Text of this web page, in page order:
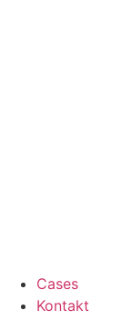
Cases
Kontakt